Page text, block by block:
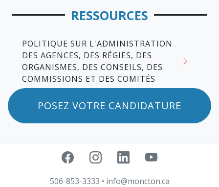
RESSOURCES
POLITIQUE SUR L'ADMINISTRATION
DES AGENCES, DES RÉGIES, DES
ORGANISMES, DES CONSEILS, DES
COMMISSIONS ET DES COMITÉS
POSEZ VOTRE CANDIDATURE
506-853-3333 • info@moncton.ca